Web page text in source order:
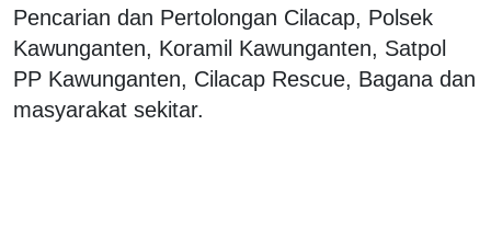
Pencarian dan Pertolongan Cilacap, Polsek
Kawunganten, Koramil Kawunganten, Satpol
PP Kawunganten, Cilacap Rescue, Bagana dan
masyarakat sekitar.